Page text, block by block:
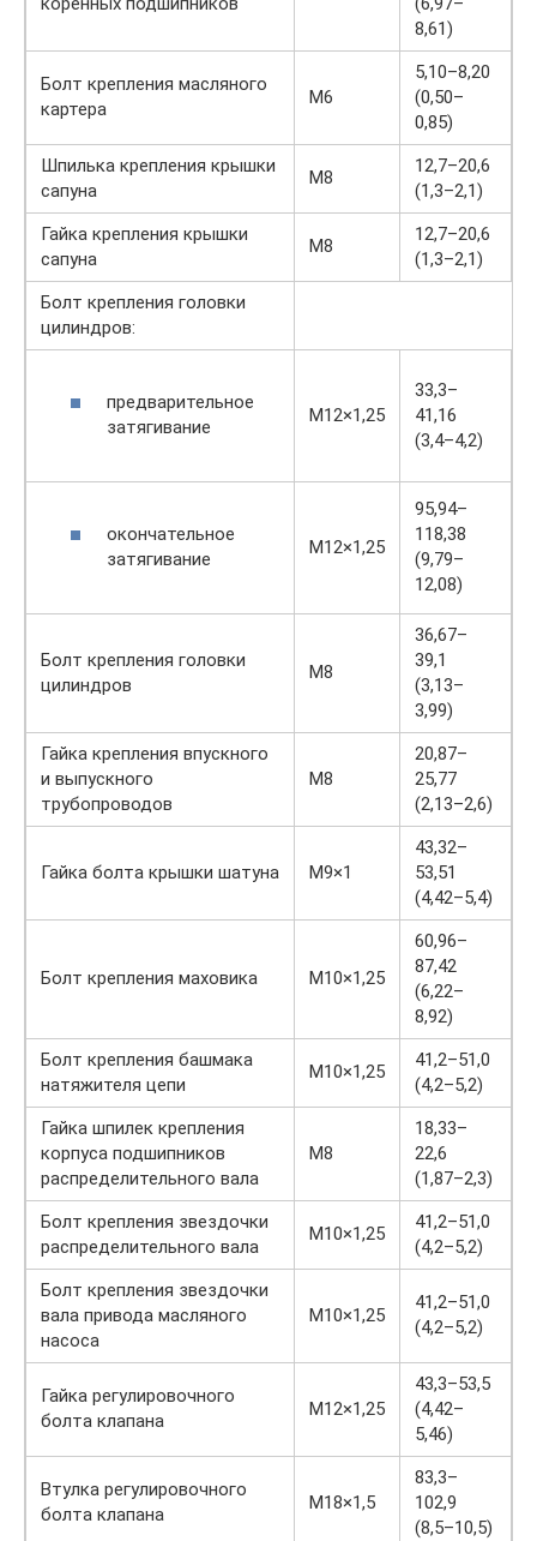
8,61)
Болт крепления масляного
картера
М6
5,10–8,20
(0,50–
0,85)
Шпилька крепления крышки
сапуна
М8
12,7–20,6
(1,3–2,1)
Гайка крепления крышки
сапуна
М8
12,7–20,6
(1,3–2,1)
Болт крепления головки
цилиндров:
предварительное
затягивание
М12×1,25
33,3–
41,16
(3,4–4,2)
окончательное
затягивание
М12×1,25
95,94–
118,38
(9,79–
12,08)
Болт крепления головки
цилиндров
M8
36,67–
39,1
(3,13–
3,99)
Гайка крепления впускного
и выпускного
трубопроводов
М8
20,87–
25,77
(2,13–2,6)
Гайка болта крышки шатуна М9×1
43,32–
53,51
(4,42–5,4)
Болт крепления маховика М10×1,25
60,96–
87,42
(6,22–
8,92)
Болт крепления башмака
натяжителя цепи
М10×1,25
41,2–51,0
(4,2–5,2)
Гайка шпилек крепления
корпуса подшипников
распределительного вала
М8
18,33–
22,6
(1,87–2,3)
Болт крепления звездочки
распределительного вала
М10×1,25
41,2–51,0
(4,2–5,2)
Болт крепления звездочки
вала привода масляного
насоса
М10×1,25
41,2–51,0
(4,2–5,2)
Гайка регулировочного
болта клапана
М12×1,25
43,3–53,5
(4,42–
5,46)
Втулка регулировочного
болта клапана
М18×1,5
83,3–
102,9
(8,5–10,5)